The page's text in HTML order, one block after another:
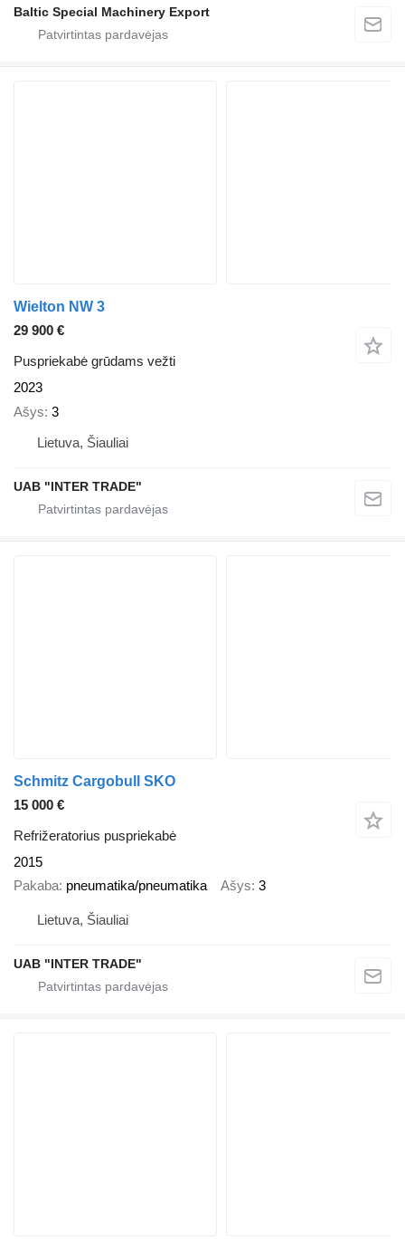
Baltic Special Machinery Export
Wielton NW 3
29 900 €
Puspriekabė grūdams vežti
2023
Ašys 3
Lietuva, Šiauliai
UAB "INTER TRADE"
Schmitz Cargobull SKO
15 000 €
Refrižeratorius puspriekabė
2015
Pakaba pneumatika/pneumatika Ašys 3
Lietuva, Šiauliai
UAB "INTER TRADE"